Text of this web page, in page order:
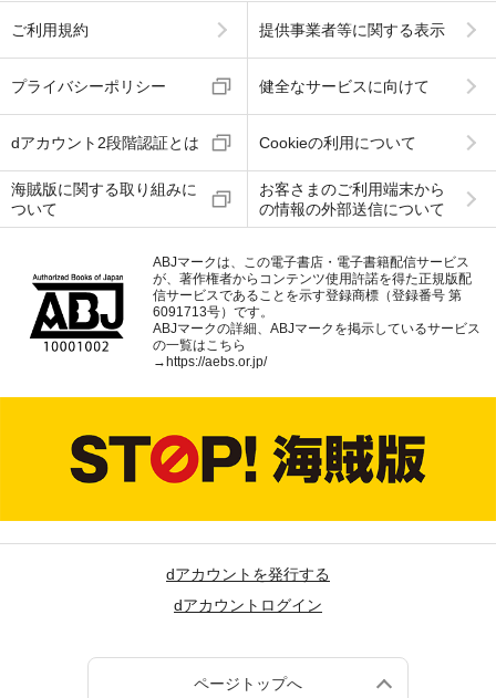
ご利用規約 提供事業者等に関する表示
プライバシーポリシー 健全なサービスに向けて
dアカウント2段階認証とは Cookieの利用について
海賊版に関する取り組みに
ついて
お客さまのご利用端末から
の情報の外部送信について
ABJマークは、この電子書店・電子書籍配信サービス
が、著作権者からコンテンツ使用許諾を得た正規版配
信サービスであることを示す登録商標（登録番号 第
6091713号）です。
ABJマークの詳細、ABJマークを掲示しているサービス
の一覧はこちら
→ https://aebs.or.jp/
dアカウントを発行する
dアカウントログイン
ページトップへ